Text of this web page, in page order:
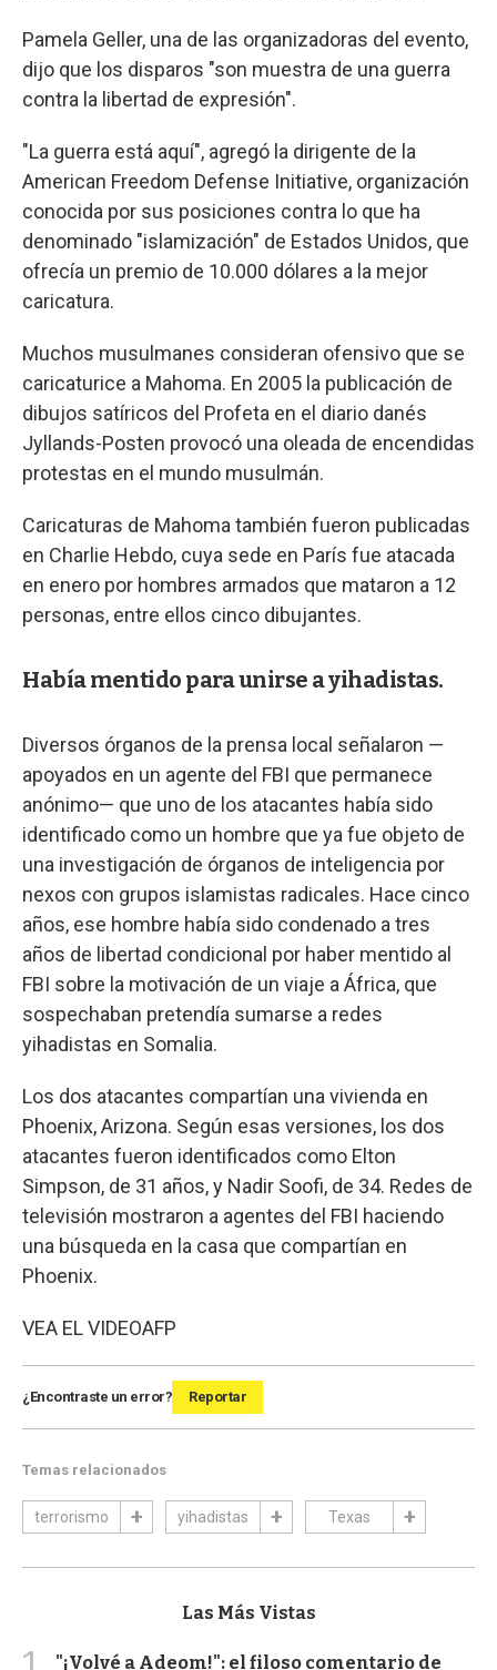
Pamela Geller, una de las organizadoras del evento,
dijo que los disparos "son muestra de una guerra
contra la libertad de expresión".
"La guerra está aquí", agregó la dirigente de la
American Freedom Defense Initiative, organización
conocida por sus posiciones contra lo que ha
denominado "islamización" de Estados Unidos, que
ofrecía un premio de 10.000 dólares a la mejor
caricatura.
Muchos musulmanes consideran ofensivo que se
caricaturice a Mahoma. En 2005 la publicación de
dibujos satíricos del Profeta en el diario danés
Jyllands-Posten provocó una oleada de encendidas
protestas en el mundo musulmán.
Caricaturas de Mahoma también fueron publicadas
en Charlie Hebdo, cuya sede en París fue atacada
en enero por hombres armados que mataron a 12
personas, entre ellos cinco dibujantes.
Había mentido para unirse a yihadistas.
Diversos órganos de la prensa local señalaron —
apoyados en un agente del FBI que permanece
anónimo— que uno de los atacantes había sido
identificado como un hombre que ya fue objeto de
una investigación de órganos de inteligencia por
nexos con grupos islamistas radicales. Hace cinco
años, ese hombre había sido condenado a tres
años de libertad condicional por haber mentido al
FBI sobre la motivación de un viaje a África, que
sospechaban pretendía sumarse a redes
yihadistas en Somalia.
Los dos atacantes compartían una vivienda en
Phoenix, Arizona. Según esas versiones, los dos
atacantes fueron identificados como Elton
Simpson, de 31 años, y Nadir Soofi, de 34. Redes de
televisión mostraron a agentes del FBI haciendo
una búsqueda en la casa que compartían en
Phoenix.
VEA EL VIDEOAFP
¿Encontraste un error? Reportar
Temas relacionados
terrorismo yihadistas Texas
Las Más Vistas
"¡Volvé a Adeom!": el filoso comentario de